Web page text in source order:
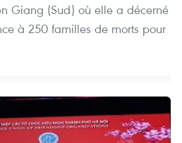
Giang (Sud) où elle a décerné
à 250 familles de morts pour